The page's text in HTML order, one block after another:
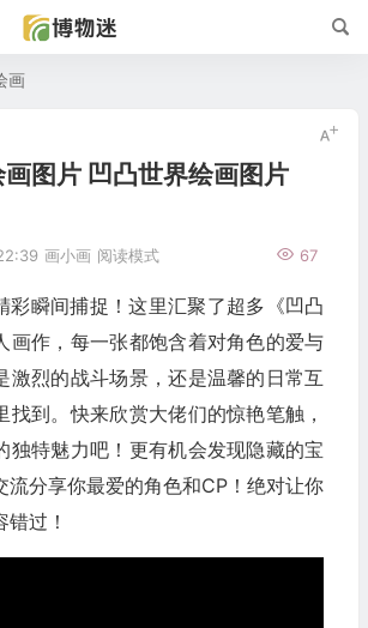
画
画图片 凹凸世界绘画图片
画小画 67
阅读模式
彩瞬间捕捉！这里汇聚了超多《凹凸
画作，每一张都饱含着对角色的爱与
激烈的战斗场景，还是温馨的日常互
找到。快来欣赏大佬们的惊艳笔触，
独特魅力吧！更有机会发现隐藏的宝
流分享你最爱的角色和CP！绝对让你
过！